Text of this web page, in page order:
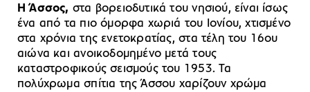
Η Άσσος, στα βορειοδυτικά του νησιού, είναι ίσως
ένα από τα πιο όμορφα χωριά του Ιονίου, χτισμένο
στα χρόνια της ενετοκρατίας, στα τέλη του 16ου
αιώνα και ανοικοδομημένο μετά τους
καταστροφικούς σεισμούς του 1953. Τα
πολύχρωμα σπίτια της Άσσου χαρίζουν χρώμα